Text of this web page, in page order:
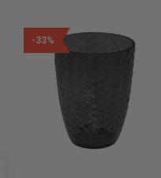
-33%